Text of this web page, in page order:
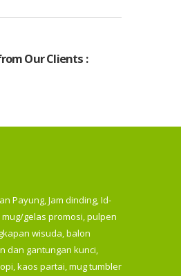
Our Clients :
Payung, Jam dinding, Id-
gelas promosi, pulpen
wisuda, balon
dan gantungan kunci,
kaos partai, mug tumbler